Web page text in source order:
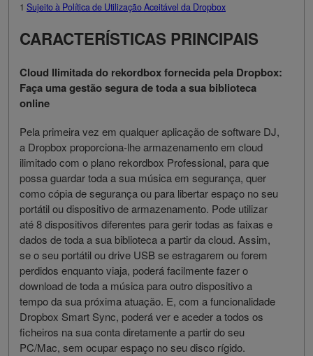
1 Sujeito à Política de Utilização Aceitável da Dropbox
CARACTERÍSTICAS PRINCIPAIS
Cloud Ilimitada do rekordbox fornecida pela Dropbox:
Faça uma gestão segura de toda a sua biblioteca
online
Pela primeira vez em qualquer aplicação de software DJ,
a Dropbox proporciona-lhe armazenamento em cloud
ilimitado com o plano rekordbox Professional, para que
possa guardar toda a sua música em segurança, quer
como cópia de segurança ou para libertar espaço no seu
portátil ou dispositivo de armazenamento. Pode utilizar
até 8 dispositivos diferentes para gerir todas as faixas e
dados de toda a sua biblioteca a partir da cloud. Assim,
se o seu portátil ou drive USB se estragarem ou forem
perdidos enquanto viaja, poderá facilmente fazer o
download de toda a música para outro dispositivo a
tempo da sua próxima atuação. E, com a funcionalidade
Dropbox Smart Sync, poderá ver e aceder a todos os
ficheiros na sua conta diretamente a partir do seu
PC/Mac, sem ocupar espaço no seu disco rígido.